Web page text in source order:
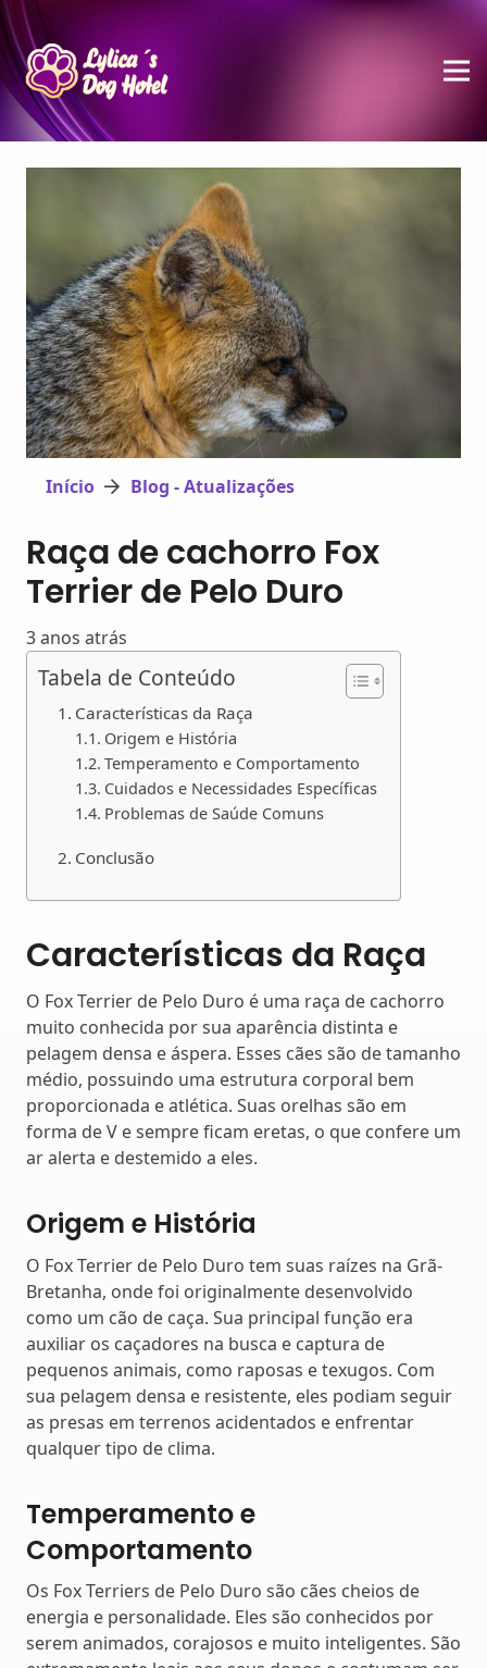
Início Blog - Atualizações
Raça de cachorro Fox
Terrier de Pelo Duro
3 anos atrás
Tabela de Conteúdo
Características da Raça
Origem e História
Temperamento e Comportamento
Cuidados e Necessidades Específicas
Problemas de Saúde Comuns
Conclusão
Características da Raça
O Fox Terrier de Pelo Duro é uma raça de cachorro
muito conhecida por sua aparência distinta e
pelagem densa e áspera. Esses cães são de tamanho
médio, possuindo uma estrutura corporal bem
proporcionada e atlética. Suas orelhas são em
forma de V e sempre ficam eretas, o que confere um
ar alerta e destemido a eles.
Origem e História
O Fox Terrier de Pelo Duro tem suas raízes na Grã-
Bretanha, onde foi originalmente desenvolvido
como um cão de caça. Sua principal função era
auxiliar os caçadores na busca e captura de
pequenos animais, como raposas e texugos. Com
sua pelagem densa e resistente, eles podiam seguir
as presas em terrenos acidentados e enfrentar
qualquer tipo de clima.
Temperamento e
Comportamento
Os Fox Terriers de Pelo Duro são cães cheios de
energia e personalidade. Eles são conhecidos por
serem animados, corajosos e muito inteligentes. São